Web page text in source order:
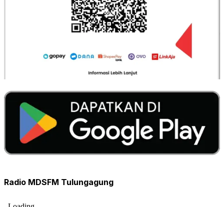
Radio MDSFM Tulungagung